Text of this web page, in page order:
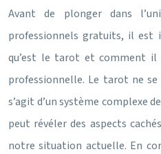
Avant de plonger dans
professionnels gratuits, il est
qu’est le tarot et comment il
professionnelle. Le tarot ne
s’agit d’un système complexe
peut révéler des aspects
notre situation actuelle. En